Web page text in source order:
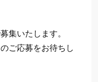
集いたします。
ご応募をお待ちし